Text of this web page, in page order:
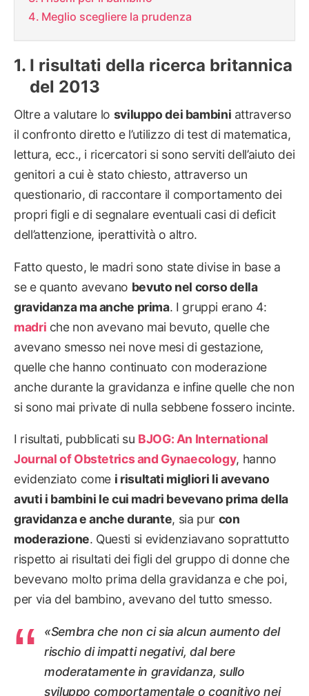
Meglio scegliere la prudenza
I risultati della ricerca britannica
del 2013
Oltre a valutare lo sviluppo dei bambini attraverso
il confronto diretto e l’utilizzo di test di matematica,
lettura, ecc., i ricercatori si sono serviti dell’aiuto dei
genitori a cui è stato chiesto, attraverso un
questionario, di raccontare il comportamento dei
propri figli e di segnalare eventuali casi di deficit
dell’attenzione, iperattività o altro.
Fatto questo, le madri sono state divise in base a
se e quanto avevano bevuto nel corso della
gravidanza ma anche prima. I gruppi erano 4:
madri che non avevano mai bevuto, quelle che
avevano smesso nei nove mesi di gestazione,
quelle che hanno continuato con moderazione
anche durante la gravidanza e infine quelle che non
si sono mai private di nulla sebbene fossero incinte.
I risultati, pubblicati su BJOG: An International
Journal of Obstetrics and Gynaecology, hanno
evidenziato come i risultati migliori li avevano
avuti i bambini le cui madri bevevano prima della
gravidanza e anche durante, sia pur con
moderazione. Questi si evidenziavano soprattutto
rispetto ai risultati dei figli del gruppo di donne che
bevevano molto prima della gravidanza e che poi,
per via del bambino, avevano del tutto smesso.
«Sembra che non ci sia alcun aumento del
rischio di impatti negativi, dal bere
moderatamente in gravidanza, sullo
sviluppo comportamentale o cognitivo nei